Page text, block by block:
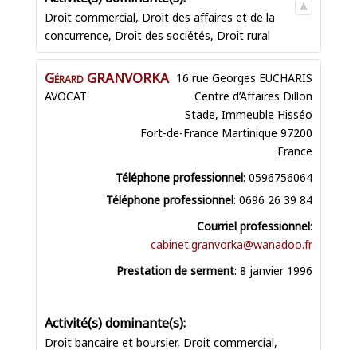
Droit commercial, Droit des affaires et de la
concurrence, Droit des sociétés, Droit rural
GérardGRANVORKA
AVOCAT
16 rue Georges EUCHARIS
Centre d’Affaires Dillon
Stade, Immeuble Hisséo
Fort-de-France Martinique 97200
France
Téléphone professionnel: 0596756064
Téléphone professionnel: 0696 26 39 84
Courriel professionnel:
cabinet.granvorka@wanadoo.fr
Prestation de serment: 8 janvier 1996
Droit bancaire et boursier, Droit commercial,